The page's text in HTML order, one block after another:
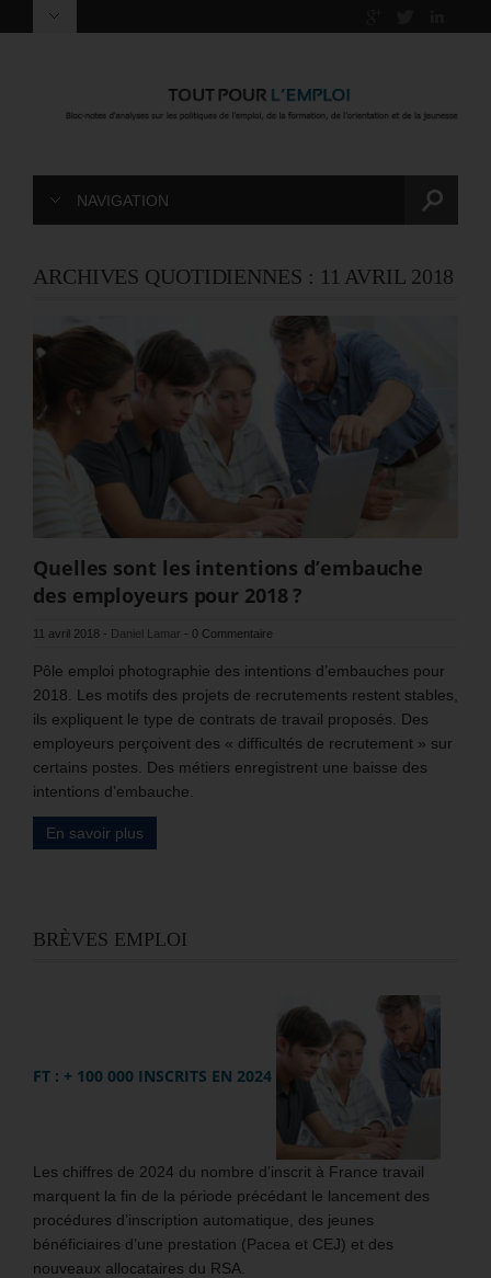
NAVIGATION
ARCHIVES QUOTIDIENNES : 11 AVRIL 2018
Quelles sont les intentions d’embauche
des employeurs pour 2018 ?
11 avril 2018 - Daniel Lamar - 0 Commentaire
Pôle emploi photographie des intentions d’embauches pour
2018. Les motifs des projets de recrutements restent stables,
ils expliquent le type de contrats de travail proposés. Des
employeurs perçoivent des « difficultés de recrutement » sur
certains postes. Des métiers enregistrent une baisse des
intentions d’embauche.
En savoir plus
BRÈVES EMPLOI
FT : + 100 000 INSCRITS EN 2024
Les chiffres de 2024 du nombre d’inscrit à France travail
marquent la fin de la période précédant le lancement des
procédures d’inscription automatique, des jeunes
bénéficiaires d’une prestation (Pacea et CEJ) et des
nouveaux allocataires du RSA.